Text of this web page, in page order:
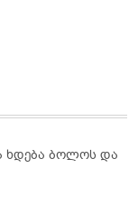
ხდება ბოლოს და